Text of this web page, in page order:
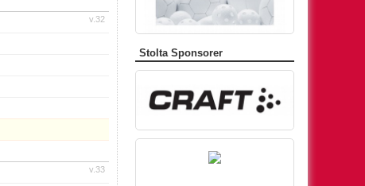
v.32
v.33
Stolta Sponsorer